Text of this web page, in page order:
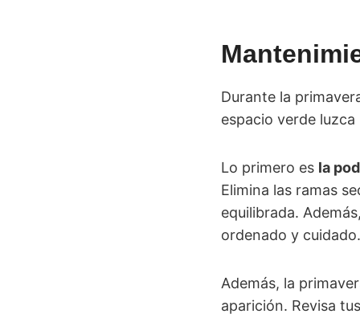
Durante la
espacio verde luzca
Lo primero es la
Elimina las ramas
equilibrada.
ordenado y cuidado.
Además, la
aparición. Revisa